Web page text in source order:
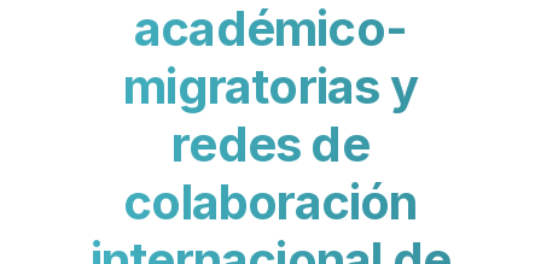
académico-
migratorias y
redes de
colaboración